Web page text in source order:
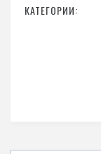
КАТЕГОРИИ: